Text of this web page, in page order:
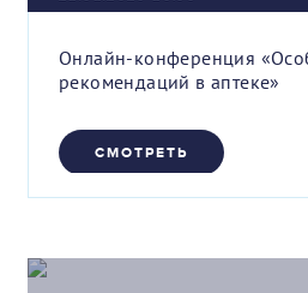
Онлайн-конференция
рекомендаций в аптеке»
СМОТРЕТЬ